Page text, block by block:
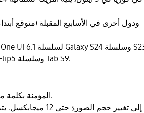
وS23 FE، وOne UI 6.1.1 لسلسلة Z Fold5 وZ Flip5 وسلسلة Tab S9.
لا يتم دعم الترجمة المتراكبة لملفات PDF المؤمنة بكلمة مرور.
قد يؤدي التحرير باستخدام Sketch to Image إلى تغيير حجم الصورة حتى 12 ميجابكسل.